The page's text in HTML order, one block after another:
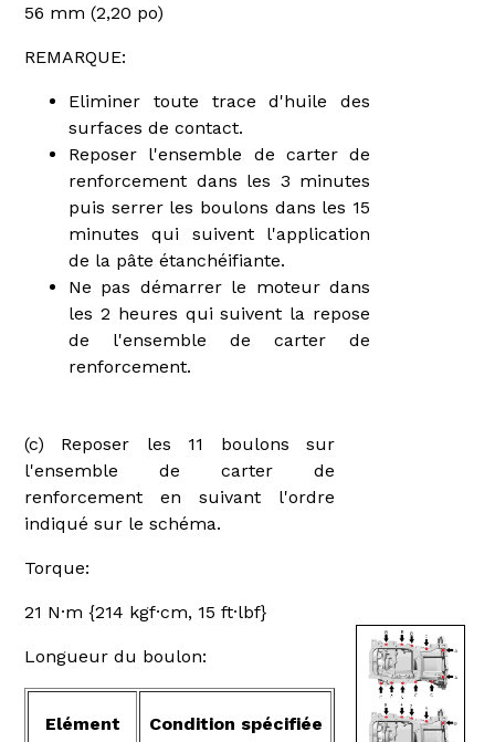
56 mm (2,20 po)
REMARQUE:
Eliminer toute trace d'huile des
surfaces de contact.
Reposer l'ensemble de carter de
renforcement dans les 3 minutes
puis serrer les boulons dans les 15
minutes qui suivent l'application
de la pâte étanchéifiante.
Ne pas démarrer le moteur dans
les 2 heures qui suivent la repose
de l'ensemble de carter de
renforcement.
(c) Reposer les 11 boulons sur
l'ensemble de carter de
renforcement en suivant l'ordre
indiqué sur le schéma.
Torque:
21 N·m {214 kgf·cm, 15 ft·lbf}
Longueur du boulon:
Elément Condition spécifiée